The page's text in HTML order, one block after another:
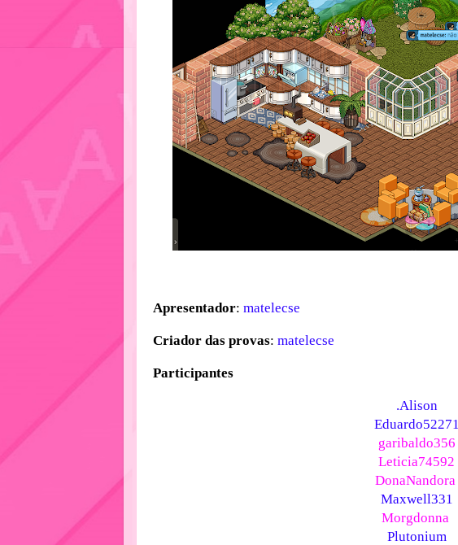
Apresentador: matelecse
Criador das provas: matelecse
Participantes
.Alison
Eduardo52271
garibaldo356
Leticia74592
DonaNandora
Maxwell331
Morgdonna
Plutonium